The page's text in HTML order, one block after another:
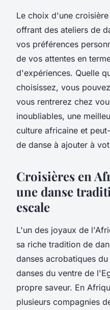
Le choix d'une
offrant des ateliers de
vos préférences
de vos attentes en
d'expériences. Quelle
choisissez, vous
vous rentrerez chez
inoubliables, une
culture africaine et
de danse à ajouter à
Croisières en
une danse
escale
L'un des joyaux de
sa riche tradition de
danses acrobatiques
danses du ventre de
propre saveur. En
plusieurs compagnies